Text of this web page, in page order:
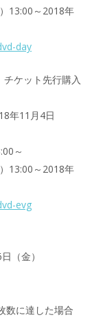
13:00～2018年
day
ケット先行購入
年11月4日
～
13:00～2018年
evg
（金）
数に達した場合